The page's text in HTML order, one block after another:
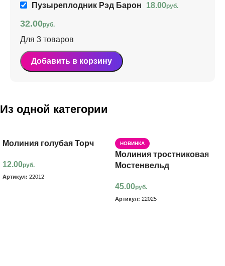
Пузыреплодник Рэд Барон 18.00руб.
32.00руб.
Для 3 товаров
Добавить в корзину
Из одной категории
Молиния голубая Торч
12.00руб.
Артикул: 22012
НОВИНКА
Молиния тростниковая
Мостенвельд
45.00руб.
Артикул: 22025